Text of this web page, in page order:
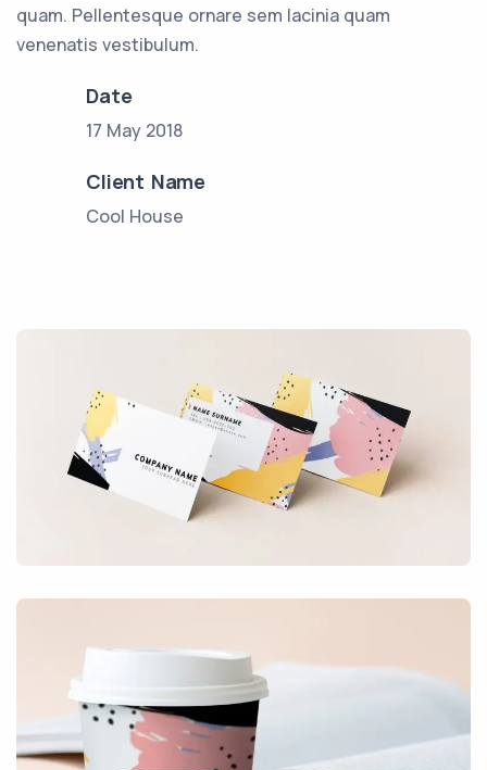
quam. Pellentesque ornare sem lacinia quam
venenatis vestibulum.
Date
17 May 2018
Client Name
Cool House